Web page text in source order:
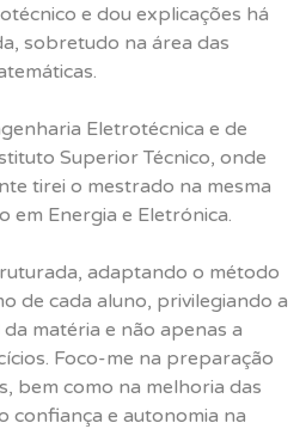
e dou explicações há
sobretudo na área das
Eletrotécnica e de
Superior Técnico, onde
tirei o mestrado na mesma
em Energia e Eletrónica.
adaptando o método
de cada aluno, privilegiando a
matéria e não apenas a
Foco-me na preparação
bem como na melhoria das
confiança e autonomia na